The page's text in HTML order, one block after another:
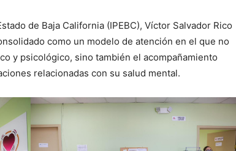
de Baja California (IPEBC), Víctor Salvador Rico
como un modelo de atención en el que no
y psicológico, sino también el acompañamiento
relacionadas con su salud mental.